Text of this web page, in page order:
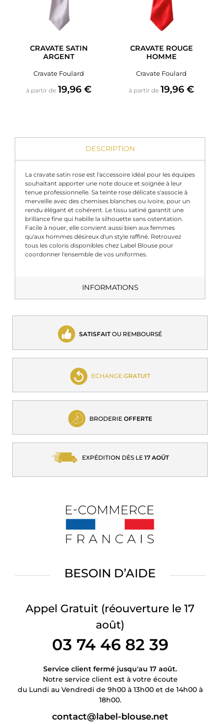
CRAVATE SATIN
ARGENT
Cravate Foulard
à partir de Prix
19,96 €
CRAVATE ROUGE
HOMME
Cravate Foulard
à partir de Prix
19,96 €
DESCRIPTION
La cravate satin rose est l'accessoire idéal pour les équipes
souhaitant apporter une note douce et soignée à leur
tenue professionnelle. Sa teinte rose délicate s'associe à
merveille avec des chemises blanches ou ivoire, pour un
rendu élégant et cohérent. Le tissu satiné garantit une
brillance fine qui habille la silhouette sans ostentation.
Facile à nouer, elle convient aussi bien aux femmes
qu'aux hommes désireux d'un style raffiné. Retrouvez
tous les coloris disponibles chez Label Blouse pour
coordonner l'ensemble de vos uniformes.
INFORMATIONS
SATISFAITOU REMBOURSÉ
ECHANGE GRATUIT
BRODERIE OFFERTE
EXPÉDITION DÈS LE 17 AOÛT
BESOIN D’AIDE
Appel Gratuit (réouverture le 17
août)
03 74 46 82 39
Service client fermé jusqu'au 17 août.
Notre service client est à votre écoute
du Lundi au Vendredi de 9h00 à 13h00 et de 14h00 à
18h00.
contact@label-blouse.net